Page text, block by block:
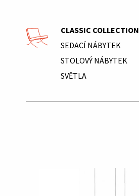
CLASSIC COLLECTION
SEDACÍ NÁBYTEK
STOLOVÝ NÁBYTEK
SVĚTLA